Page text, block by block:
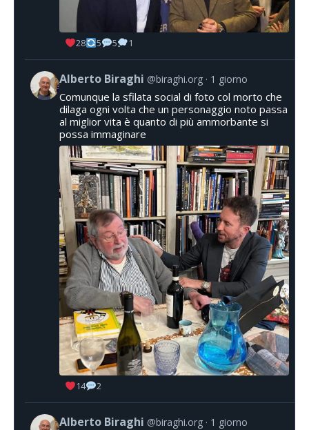
28 5 5 1
Alberto Biraghi @biraghi.org 1 giorno
Comunque la sfilata social di foto col morto che
dilaga ogni volta che un personaggio noto passa
al miglior vita è quanto di più ammorbante si
possa immaginare
14 2
Alberto Biraghi @biraghi.org 1 giorno